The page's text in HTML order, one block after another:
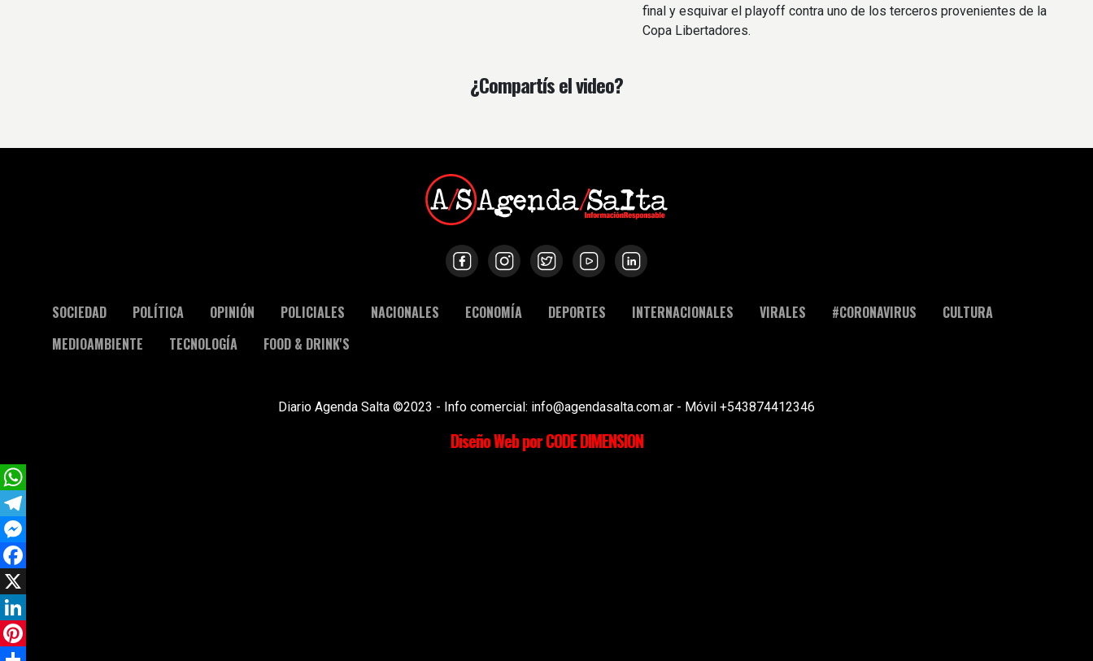
final y esquivar el playoff contra uno de los terceros provenientes de la
Copa Libertadores.
¿Compartís el video?
SOCIEDAD POLÍTICA OPINIÓN POLICIALES NACIONALES ECONOMÍA DEPORTES INTERNACIONALES VIRALES #CORONAVIRUS
CULTURA
MEDIOAMBIENTE
TECNOLOGÍA FOOD & DRINK'S
Diario Agenda Salta ©2023 - Info comercial: info@agendasalta.com.ar - Móvil +543874412346
Diseño Web por CODE DIMENSION
WhatsApp
Telegram
Messenger
Facebook
X
LinkedIn
Pinterest